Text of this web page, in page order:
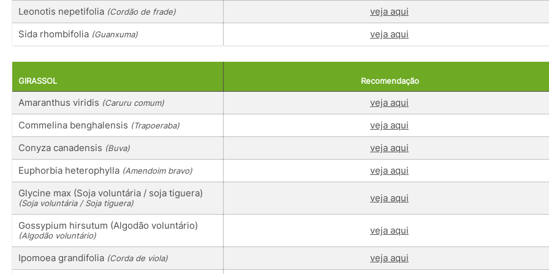
Leonotis nepetifolia (Cordão de frade)
veja aqui
Sida rhombifolia (Guanxuma) veja aqui
GIRASSOL Recomendação
Amaranthus viridis (Caruru comum)
veja aqui
Commelina benghalensis (Trapoeraba)
veja aqui
Conyza canadensis (Buva)
veja aqui
Euphorbia heterophylla (Amendoim bravo)
veja aqui
Glycine max (Soja voluntária / soja tiguera)
(Soja voluntária / Soja tiguera) veja aqui
Gossypium hirsutum (Algodão voluntário)
(Algodão voluntário) veja aqui
Ipomoea grandifolia (Corda de viola) veja aqui